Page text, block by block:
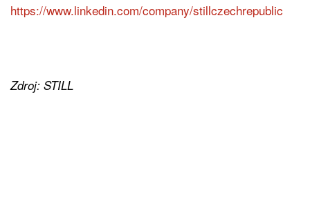
https://www.linkedin.com/company/stillczechrepublic
Zdroj: STILL